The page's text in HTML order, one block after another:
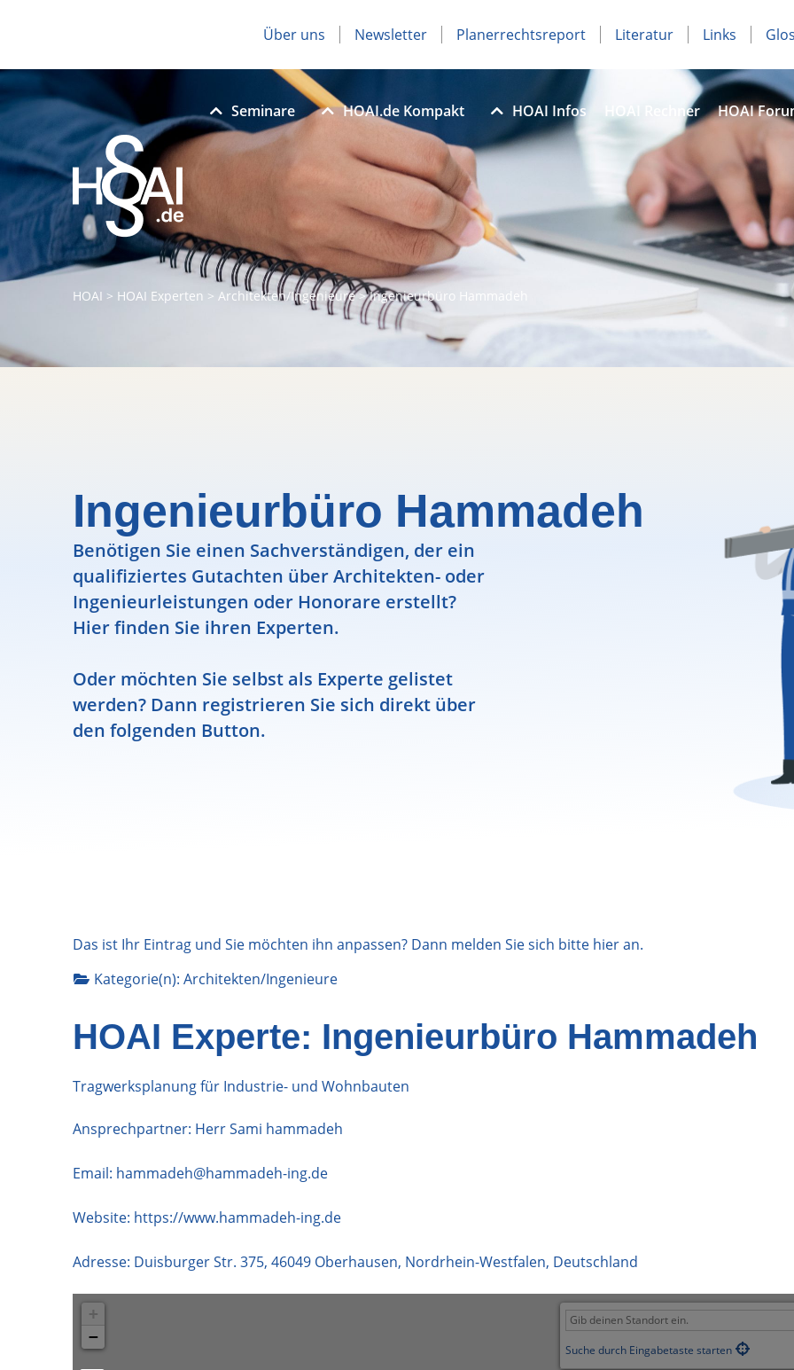
Über uns Newsletter Planerrechtsreport Literatur Links
Seminare HOAI.de Kompakt HOAI Infos HOAI Rechner HOAI
HOAI > HOAI Experten > Architekten/Ingenieure>Ingenieurbüro Hammadeh
Ingenieurbüro Hammadeh
Benötigen Sie einen Sachverständigen, der ein
qualifiziertes Gutachten über Architekten- oder
Ingenieurleistungen oder Honorare erstellt?
Hier finden Sie ihren Experten.
Oder möchten Sie selbst als Experte gelistet
werden? Dann registrieren Sie sich direkt über
den folgenden Button.
Das ist Ihr Eintrag und Sie möchten ihn anpassen? Dann melden Sie sich bitte hieran.
Kategorie(n): Architekten/Ingenieure
HOAI Experte: Ingenieurbüro Hammadeh
Tragwerksplanung für Industrie- und Wohnbauten
Ansprechpartner: Herr Sami hammadeh
Email: hammadeh@hammadeh-ing.de
Website: https://www.hammadeh-ing.de
Adresse: Duisburger Str. 375, 46049 Oberhausen, Nordrhein-Westfalen, Deutschland
+
−
Suche durch Eingabetaste starten